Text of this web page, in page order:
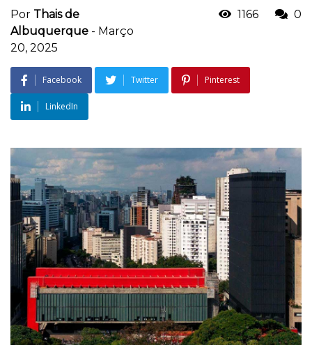
Por Thais de
Albuquerque - Março
20, 2025
1166 0
Facebook Twitter Pinterest
LinkedIn